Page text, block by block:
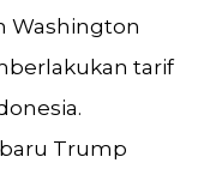
Washington
tarif
Trump